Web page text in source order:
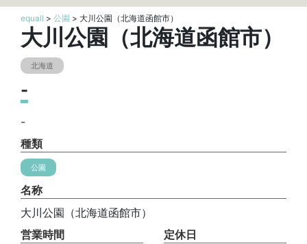
equall > 公園 > 大川公園（北海道函館市）
大川公園（北海道函館市）
北海道
-
-
種類
公園
名称
大川公園（北海道函館市）
営業時間
定休日